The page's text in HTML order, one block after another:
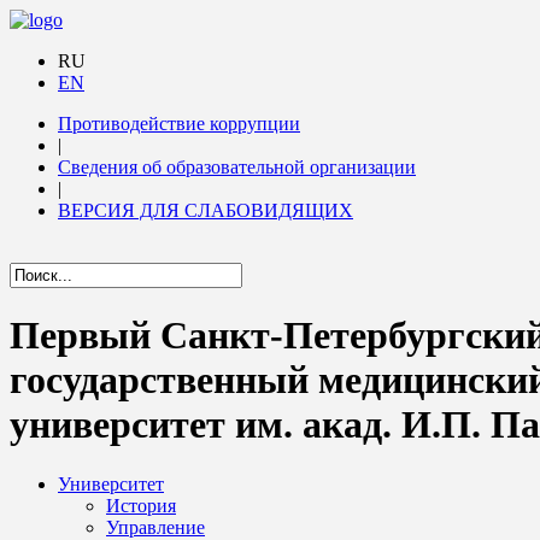
RU
EN
Противодействие коррупции
|
Сведения об образовательной организации
|
ВЕРСИЯ ДЛЯ СЛАБОВИДЯЩИХ
Первый Санкт-
государственный
университет им. акад. И.П.
Университет
История
Управление